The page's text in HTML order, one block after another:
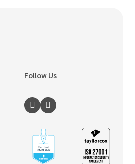
Follow Us